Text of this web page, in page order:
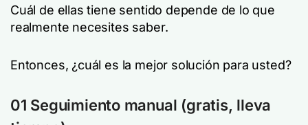
Cuál de ellas tiene sentido depende de lo que
realmente necesites saber.
Entonces, ¿cuál es la mejor solución para usted?
01 Seguimiento manual (gratis, lleva